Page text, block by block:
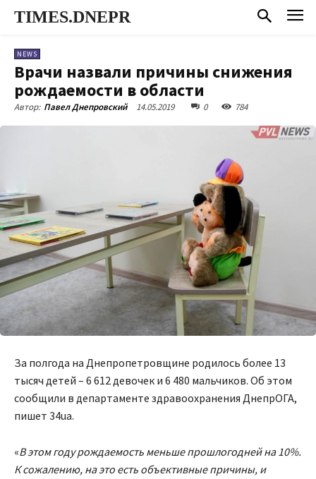
TIMES.DNEPR
NEWS
Врачи назвали причины снижения
рождаемости в области
Автор: Павел Днепровский 14.05.2019 0 784
За полгода на Днепропетровщине родилось более 13
тысяч детей – 6 612 девочек и 6 480 мальчиков. Об этом
сообщили в департаменте здравоохранения ДнепрОГА,
пишет 34ua.
«В этом году рождаемость меньше прошлогодней на 10%.
К сожалению, на это есть объективные причины, и